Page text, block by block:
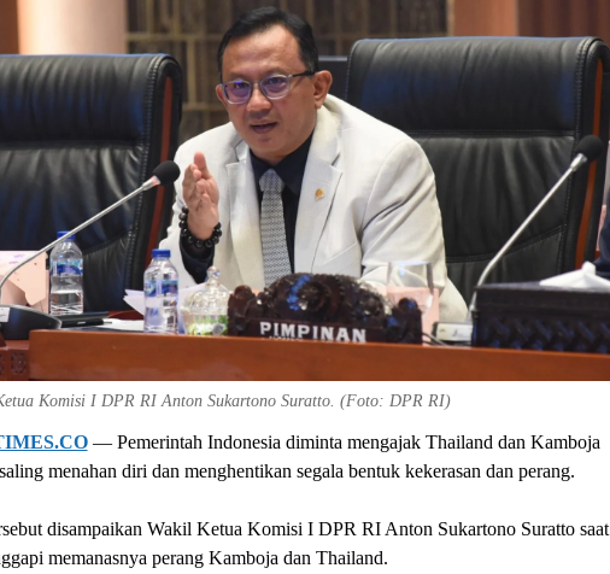
Komisi I DPR RI Anton Sukartono Suratto. (Foto: DPR RI)
— Pemerintah Indonesia diminta mengajak Thailand dan Kamboja
menahan diri dan menghentikan segala bentuk kekerasan dan perang.
disampaikan Wakil Ketua Komisi I DPR RI Anton Sukartono Suratto saat
memanasnya perang Kamboja dan Thailand.